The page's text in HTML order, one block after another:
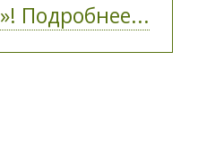
Подробнее...